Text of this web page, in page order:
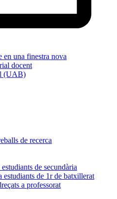
en una finestra nova
docent
(UAB)
de recerca
de secundària
estudiants de 1r de batxillerat
a professorat